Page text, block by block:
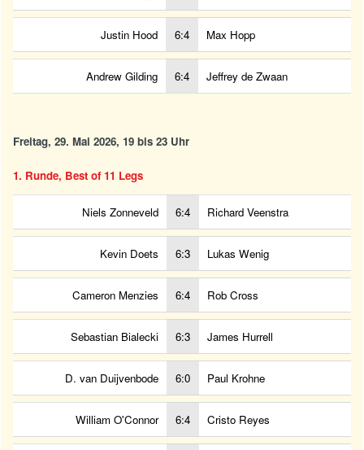
Justin Hood 6:4 Max Hopp
Andrew Gilding 6:4 Jeffrey de Zwaan
Freitag, 29. Mai 2026, 19 bis 23 Uhr
1. Runde, Best of 11 Legs
Niels Zonneveld 6:4 Richard Veenstra
Kevin Doets 6:3 Lukas Wenig
Cameron Menzies 6:4 Rob Cross
Sebastian Bialecki 6:3 James Hurrell
D. van Duijvenbode 6:0 Paul Krohne
William O'Connor 6:4 Cristo Reyes